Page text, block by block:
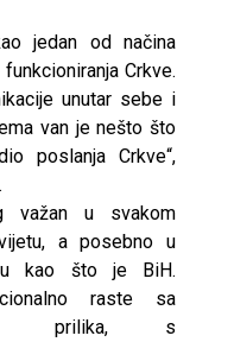
jedan od načina
Crkve.
unutar sebe i
van je nešto što
poslanja Crkve“,
važan u svakom
a posebno u
kao što je BiH.
raste sa
prilika, s